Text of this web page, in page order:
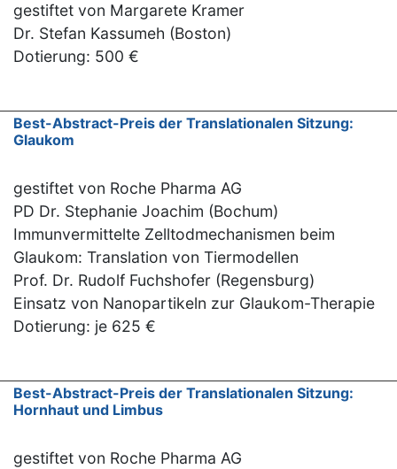
gestiftet von Margarete Kramer
Dr. Stefan Kassumeh (Boston)
Dotierung: 500 €
Best-Abstract-Preis der Translationalen Sitzung:
Glaukom
gestiftet von Roche Pharma AG
PD Dr. Stephanie Joachim (Bochum)
Immunvermittelte Zelltodmechanismen beim
Glaukom: Translation von Tiermodellen
Prof. Dr. Rudolf Fuchshofer (Regensburg)
Einsatz von Nanopartikeln zur Glaukom-Therapie
Dotierung: je 625 €
Best-Abstract-Preis der Translationalen Sitzung:
Hornhaut und Limbus
gestiftet von Roche Pharma AG